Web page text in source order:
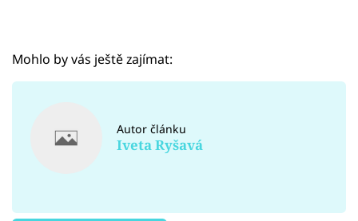
Mohlo by vás ještě zajímat:
Autor článku
Iveta Ryšavá